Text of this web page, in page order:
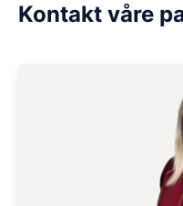
Kontakt våre